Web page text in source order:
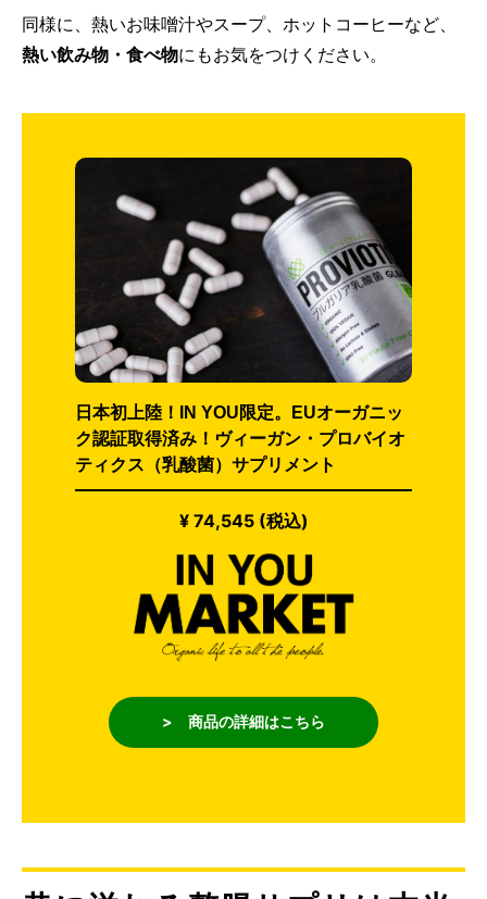
同様に、熱いお味噌汁やスープ、ホットコーヒーなど、
熱い飲み物・食べ物にもお気をつけください。
日本初上陸！IN YOU限定。EUオーガニッ
ク認証取得済み！ヴィーガン・プロバイオ
ティクス（乳酸菌）サプリメント
¥ 74,545 (税込)
> 商品の詳細はこちら